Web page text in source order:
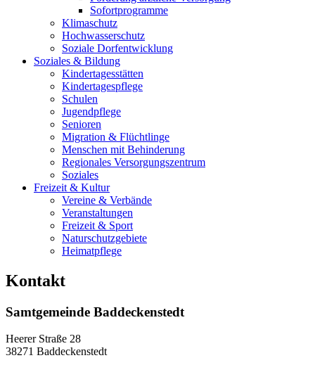
Sofortprogramme
Klimaschutz
Hochwasserschutz
Soziale Dorfentwicklung
Soziales & Bildung
Kindertagesstätten
Kindertagespflege
Schulen
Jugendpflege
Senioren
Migration & Flüchtlinge
Menschen mit Behinderung
Regionales Versorgungszentrum
Soziales
Freizeit & Kultur
Vereine & Verbände
Veranstaltungen
Freizeit & Sport
Naturschutzgebiete
Heimatpflege
Kontakt
Samtgemeinde Baddeckenstedt
Heerer Straße 28
38271 Baddeckenstedt